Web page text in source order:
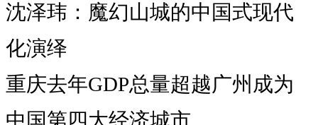
沈泽玮：魔幻山城的中国式现代
化演绎
重庆去年GDP总量超越广州成为
中国第四大经济城市